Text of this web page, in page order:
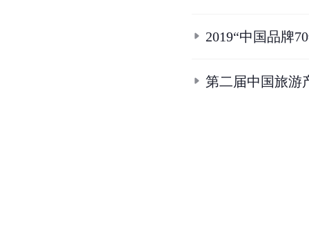
2019“中国品牌
第二届中国旅游